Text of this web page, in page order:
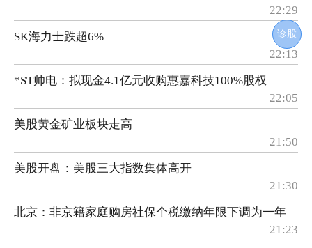
诊股
22:29
SK海力士跌超6%
22:13
*ST帅电：拟现金4.1亿元收购惠嘉科技100%股权
22:05
美股黄金矿业板块走高
21:50
美股开盘：美股三大指数集体高开
21:30
北京：非京籍家庭购房社保个税缴纳年限下调为一年
21:23